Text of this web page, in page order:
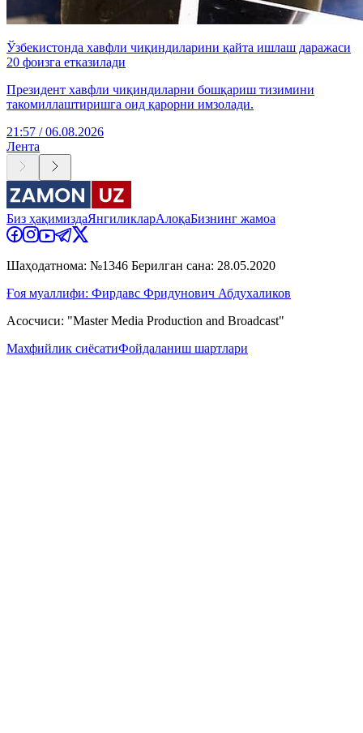
Ўзбекистонда хавфли чиқиндиларини қайта ишлаш даражаси
20 фоизга етказилади
Президент хавфли чиқиндиларни бошқариш тизимини
такомиллаштиришга оид қарорни имзолади.
21:57 / 06.08.2026
Лента
Биз ҳақимиздаЯнгиликларАлоқаБизнинг жамоа
Шаҳодатнома: №1346 Берилган сана: 28.05.2020
Ғоя муаллифи: Фирдавс Фридунович Абдухаликов
Асосчиси: "Master Media Production and Broadcast"
Махфийлик сиёсатиФойдаланиш шартлари